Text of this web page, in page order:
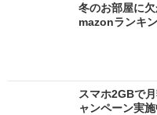
冬のお部屋に
mazonランキ
スマホ2GBで
ャンペーン実施